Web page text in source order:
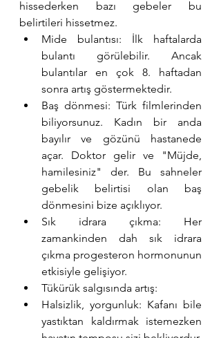
hissederken bazı gebeler bu
belirtileri hissetmez.
Mide bulantısı: İlk haftalarda
bulantı görülebilir. Ancak
bulantılar en çok 8. haftadan
sonra artış göstermektedir.
Baş dönmesi: Türk filmlerinden
biliyorsunuz. Kadın bir anda
bayılır ve gözünü hastanede
açar. Doktor gelir ve "Müjde,
hamilesiniz" der. Bu sahneler
gebelik belirtisi olan baş
dönmesini bize açıklıyor.
Sık idrara çıkma: Her
zamankinden dah sık idrara
çıkma progesteron hormonunun
etkisiyle gelişiyor.
Tükürük salgısında artış:
Halsizlik, yorgunluk: Kafanı bile
yastıktan kaldırmak istemezken